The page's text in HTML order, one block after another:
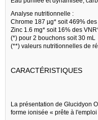
Analyse nutritionnelle :
Chrome 187 µg* soit 469%
Zinc 1.6 mg* soit 16% des
(*) pour 2 bouchons soit 30 mL
(**) valeurs nutritionnelles de
CARACTÉRISTIQUES
La présentation de Glucidyon
forme ionisée « prête à